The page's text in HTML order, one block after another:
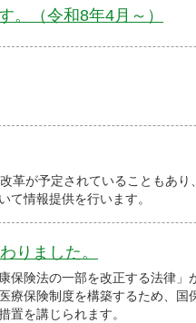
。（令和8年4月～）
が予定されていることもあり
て情報提供を行います。
りました。
険法の一部を改正する法律」
療保険制度を構築するため、国
置を講じられます。